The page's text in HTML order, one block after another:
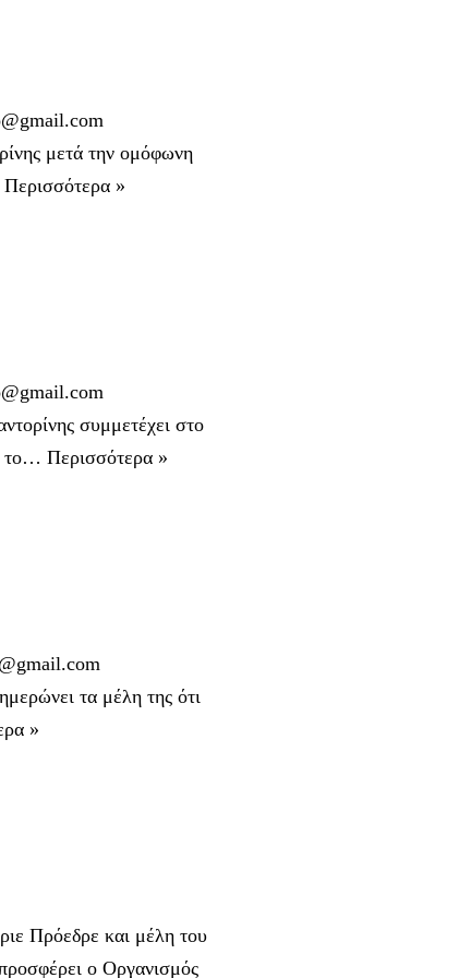
μετά την ομόφωνη
Περισσότερα »
συμμετέχει στο
το… Περισσότερα »
τα μέλη της ότι
»
Πρόεδρε και μέλη του
ο Οργανισμός